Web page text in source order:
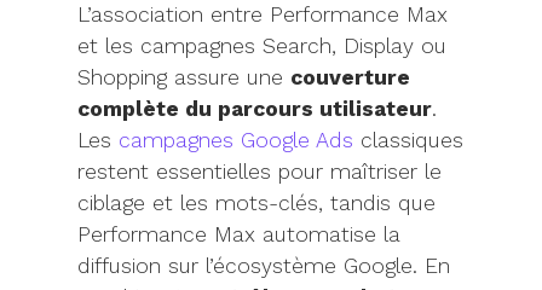
L’association entre Performance Max
et les campagnes Search, Display ou
Shopping assure une couverture
complète du parcours utilisateur.
Les campagnes Google Ads classiques
restent essentielles pour maîtriser le
ciblage et les mots-clés, tandis que
Performance Max automatise la
diffusion sur l’écosystème Google. En